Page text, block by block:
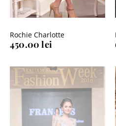
Rochie Charlotte
450.00lei